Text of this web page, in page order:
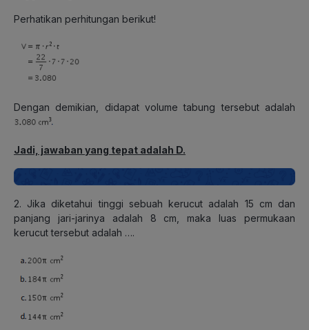
Perhatikan perhitungan berikut!
Dengan demikian, didapat volume tabung tersebut adalah
Jadi, jawaban yang tepat adalah D.
2. Jika diketahui tinggi sebuah kerucut adalah 15 cm dan
panjang jari-jarinya adalah 8 cm, maka luas permukaan
kerucut tersebut adalah ….